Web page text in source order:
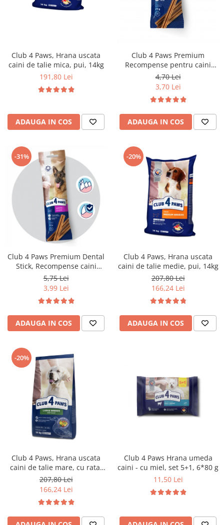
Club 4 Paws, Hrana uscata
caini de talie mica, pui, 14kg
191,80 Lei
ADAUGA IN COS
Club 4 Paws Premium
Recompense pentru caini
Dental Stick, 77g
4,70 Lei
3,70 Lei
ADAUGA IN COS
-31%
Club 4 Paws Premium Dental
Stick, Recompense caini
0,117kg
5,75 Lei
3,99 Lei
ADAUGA IN COS
-20%
Club 4 Paws, Hrana uscata
caini de talie medie, pui, 14kg
207,80 Lei
166,24 Lei
ADAUGA IN COS
-20%
Club 4 Paws, Hrana uscata
caini de talie mare, cu rata,
14kg
207,80 Lei
166,24 Lei
Club 4 Paws Hrana umeda
caini - cu miel, set 5+1, 6*80 g
11,50 Lei